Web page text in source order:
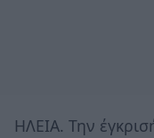
ΗΛΕΙΑ. Την